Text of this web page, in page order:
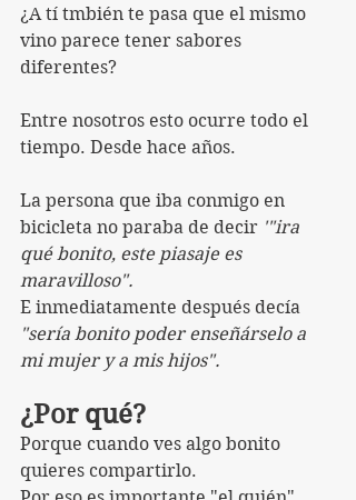
¿A tí tmbién te pasa que el mismo
vino parece tener sabores
diferentes?
Entre nosotros esto ocurre todo el
tiempo. Desde hace años.
La persona que iba conmigo en
bicicleta no paraba de decir '"ira
qué bonito, este piasaje es
maravilloso".
E inmediatamente después decía
"sería bonito poder enseñárselo a
mi mujer y a mis hijos".
¿Por qué?
Porque cuando ves algo bonito
quieres compartirlo.